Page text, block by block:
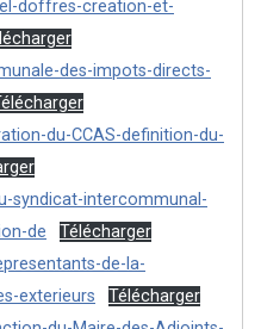
doffres-creation-et-
des-impots-directs-
du-CCAS-definition-du-
syndicat-intercommunal-
de
Télécharger
de-la-
exterieurs
Télécharger